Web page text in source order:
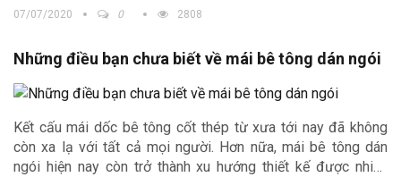
đối với linh vực nhà ở. Trong bài viết này, Kiến trúc Trịnh Gia
07/07/2020 0 2808
Những điều bạn chưa biết về mái bê tông dán ngói
Kết cấu mái dốc bê tông cốt thép từ xưa tới nay đã không
còn xa lạ với tất cả mọi người. Hơn nữa, mái bê tông dán
ngói hiện nay còn trở thành xu hướng thiết kế được nhiều